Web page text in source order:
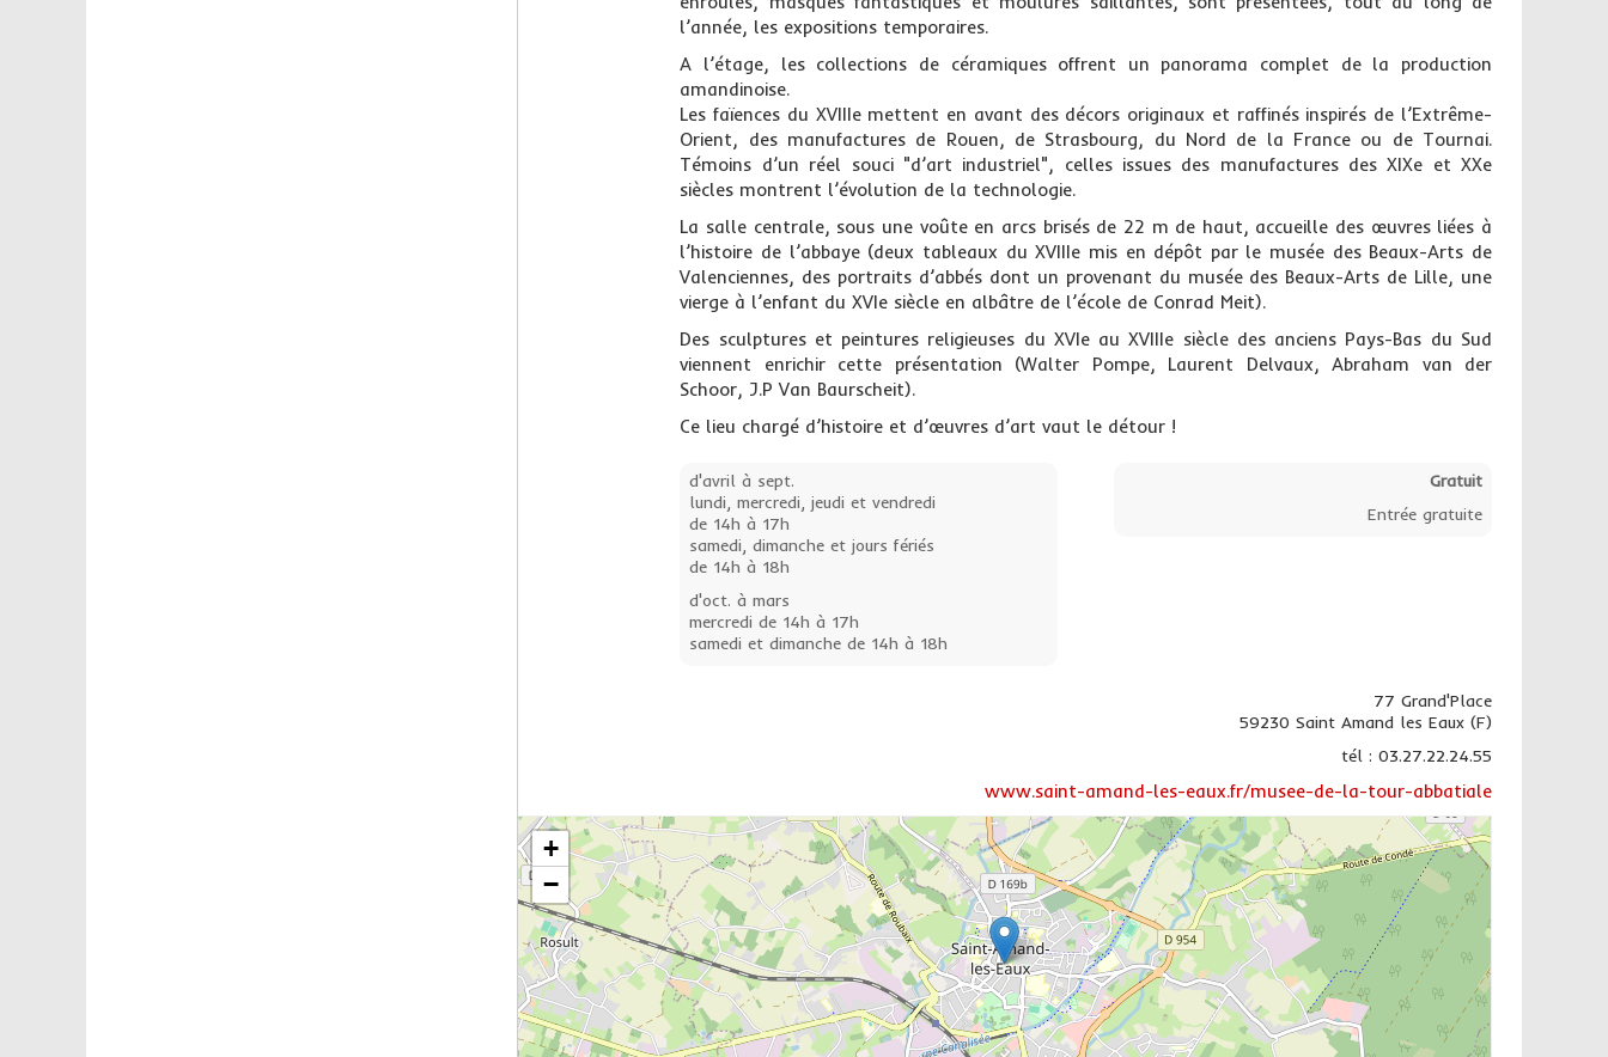
l’année, les expositions temporaires.
A l’étage, les collections de céramiques offrent un panorama complet de la production
amandinoise.
Les faïences du XVIIIe mettent en avant des décors originaux et raffinés inspirés de l’Extrême-
Orient, des manufactures de Rouen, de Strasbourg, du Nord de la France ou de Tournai.
Témoins d’un réel souci "d’art industriel", celles issues des manufactures des XIXe et XXe
siècles montrent l’évolution de la technologie.
La salle centrale, sous une voûte en arcs brisés de 22 m de haut, accueille des œuvres liées à
l’histoire de l’abbaye (deux tableaux du XVIIIe mis en dépôt par le musée des Beaux-Arts de
Valenciennes, des portraits d’abbés dont un provenant du musée des Beaux-Arts de Lille, une
vierge à l’enfant du XVIe siècle en albâtre de l’école de Conrad Meit).
Des sculptures et peintures religieuses du XVIe au XVIIIe siècle des anciens Pays-Bas du Sud
viennent enrichir cette présentation (Walter Pompe, Laurent Delvaux, Abraham van der
Schoor, J.P Van Baurscheit).
Ce lieu chargé d’histoire et d’œuvres d’art vaut le détour !
d'avril à sept.
lundi, mercredi, jeudi et vendredi
de 14h à 17h
samedi, dimanche et jours fériés
de 14h à 18h
d'oct. à mars
mercredi de 14h à 17h
samedi et dimanche de 14h à 18h
Gratuit
Entrée gratuite
77 Grand'Place
59230 Saint Amand les Eaux (F)
tél : 03.27.22.24.55
www.saint-amand-les-eaux.fr/musee-de-la-tour-abbatiale
+
−